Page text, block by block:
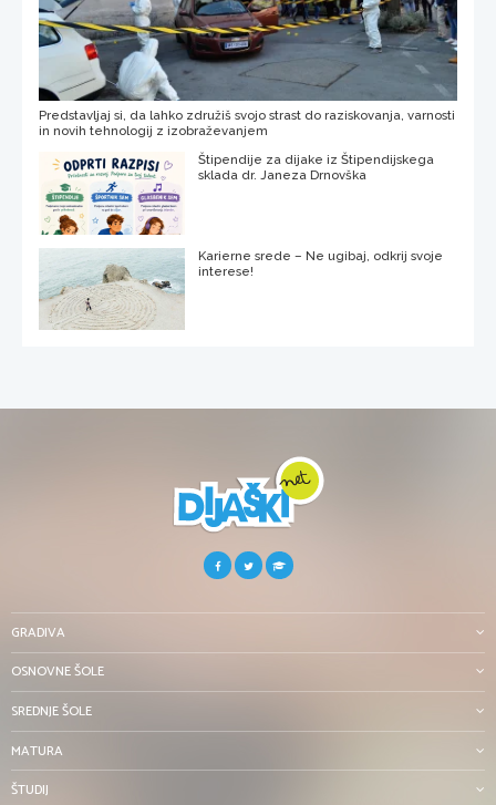
Predstavljaj si, da lahko združiš svojo strast do raziskovanja, varnosti
in novih tehnologij z izobraževanjem
Štipendije za dijake iz Štipendijskega
sklada dr. Janeza Drnovška
Karierne srede – Ne ugibaj, odkrij svoje
interese!
GRADIVA
OSNOVNE ŠOLE
SREDNJE ŠOLE
MATURA
ŠTUDIJ